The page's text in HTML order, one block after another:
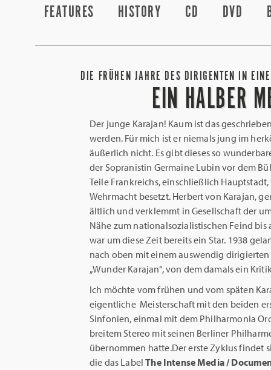
FEATURES HISTORY CD DVD
DIE FRÜHEN JAHRE DES DIRIGENTEN IN
EIN HALBER
Der junge Karajan! Kaum ist das
werden. Für mich ist er niemals jung im
äußerlich nicht. Es gibt dieses so
der Sopranistin Germaine Lubin vor dem
Teile Frankreichs, einschließlich
Wehrmacht besetzt. Herbert von Karajan,
ältlich und verklemmt in Gesellschaft der
Nähe zum nationalsozialistischen Feind
war um diese Zeit bereits ein Star. 1938
nach oben mit einem auswendig dirigierten
„Wunder Karajan“, von dem damals ein
Ich möchte vom frühen und vom späten
eigentliche Meisterschaft mit den beiden
Sinfonien, einmal mit dem Philharmonia
breitem Stereo mit seinen Berliner
übernommen hatte.Der erste Zyklus findet
die das LabelThe Intense Media /